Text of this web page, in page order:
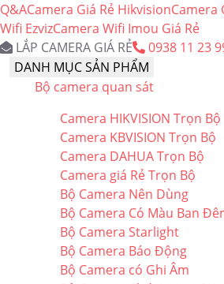
Q&ACamera Giá Rẻ HikvisionCamera
Wifi EzvizCamera Wifi Imou Giá Rẻ
LẮP CAMERA GIÁ RẺ
0938 11 23
DANH MỤC SẢN PHẨM
Bộ camera quan sát
Camera HIKVISION Trọn Bộ
Camera KBVISION Trọn Bộ
Camera DAHUA Trọn Bộ
Camera giá Rẻ Trọn Bộ
Bộ Camera Nên Dùng
Bộ Camera Có Màu Ban
Bộ Camera Starlight
Bộ Camera Báo Động
Bộ Camera có Ghi Âm